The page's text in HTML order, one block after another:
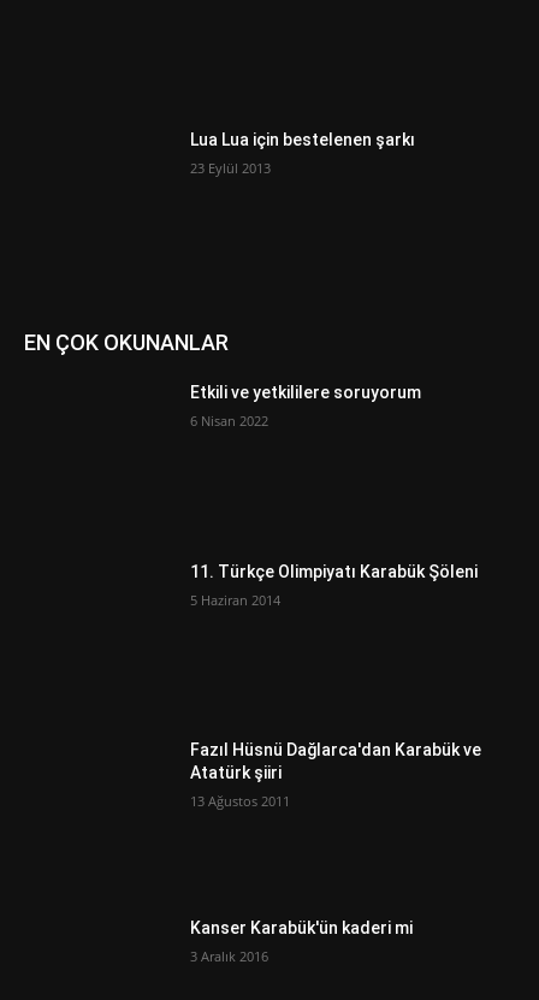
Lua Lua için bestelenen şarkı
23 Eylül 2013
EN ÇOK OKUNANLAR
Etkili ve yetkililere soruyorum
6 Nisan 2022
11. Türkçe Olimpiyatı Karabük Şöleni
5 Haziran 2014
Fazıl Hüsnü Dağlarca'dan Karabük ve
Atatürk şiiri
13 Ağustos 2011
Kanser Karabük'ün kaderi mi
3 Aralık 2016